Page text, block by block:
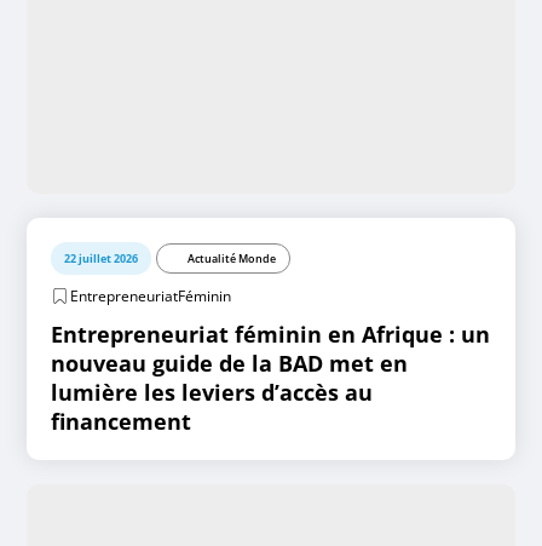
22 juillet 2026 Actualité Monde
EntrepreneuriatFéminin
Entrepreneuriat féminin en Afrique : un
nouveau guide de la BAD met en
lumière les leviers d’accès au
financement